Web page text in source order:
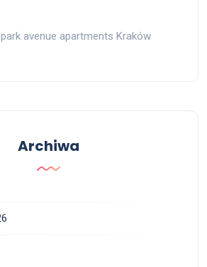
avenue apartments Kraków
Archiwa